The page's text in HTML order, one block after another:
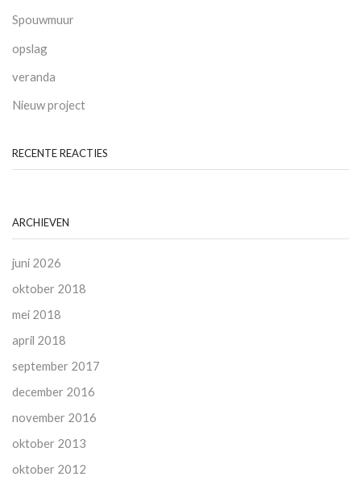
Spouwmuur
opslag
veranda
Nieuw project
RECENTE REACTIES
ARCHIEVEN
juni 2026
oktober 2018
mei 2018
april 2018
september 2017
december 2016
november 2016
oktober 2013
oktober 2012